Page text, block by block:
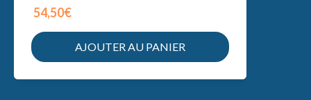
54,50€
AJOUTER AU PANIER